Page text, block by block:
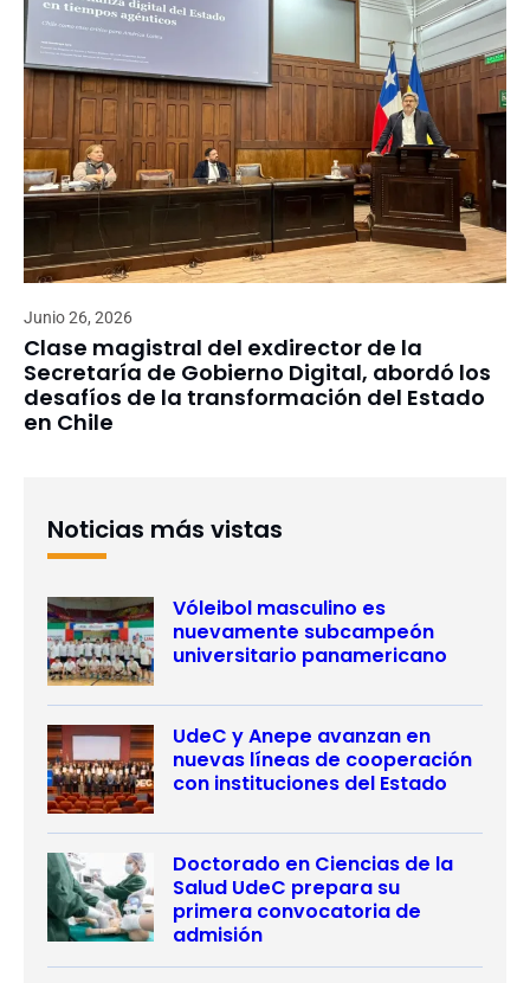
Junio 26, 2026
Clase magistral del exdirector de la
Secretaría de Gobierno Digital, abordó los
desafíos de la transformación del Estado
en Chile
Noticias más vistas
Vóleibol masculino es
nuevamente subcampeón
universitario panamericano
UdeC y Anepe avanzan en
nuevas líneas de cooperación
con instituciones del Estado
Doctorado en Ciencias de la
Salud UdeC prepara su
primera convocatoria de
admisión